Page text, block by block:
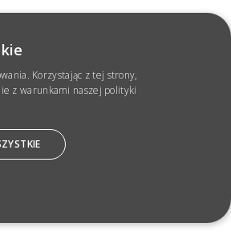
Korzystając z tej strony,
z warunkami naszej polityki